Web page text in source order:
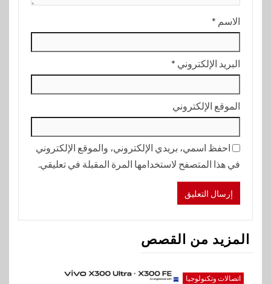
الاسم *
البريد الإلكتروني *
الموقع الإلكتروني
احفظ اسمي، بريدي الإلكتروني، والموقع الإلكتروني
في هذا المتصفح لاستخدامها المرة المقبلة في تعليقي.
المزيد من القصص
اتصالات وتكنولوجيا